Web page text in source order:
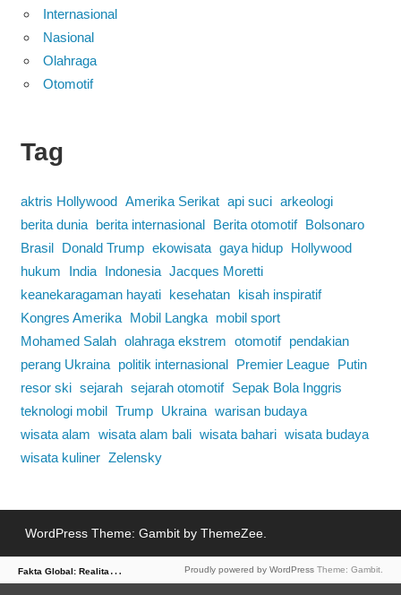
Internasional
Nasional
Olahraga
Otomotif
Tag
aktris Hollywood Amerika Serikat api suci arkeologi
berita dunia
berita internasional Berita otomotif
Bolsonaro
Brasil
Donald Trump ekowisata gaya hidup
Hollywood
hukum
India Indonesia Jacques Moretti
keanekaragaman hayati
kesehatan
kisah inspiratif
Kongres Amerika
Mobil Langka
mobil sport
Mohamed Salah olahraga ekstrem otomotif
pendakian
perang Ukraina
politik internasional Premier League
Putin
resor ski sejarah sejarah otomotif
Sepak Bola Inggris
teknologi mobil Trump Ukraina warisan budaya
wisata alam wisata alam bali wisata bahari wisata budaya
wisata kuliner Zelensky
WordPress Theme: Gambit by ThemeZee.
F
akta Global: Realitas Dunia dalam Berita Proudly powered by WordPress Theme: Gambit.